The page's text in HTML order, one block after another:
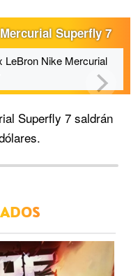
Superfly 7
LeBron Nike Mercurial
Superfly 7 saldrán